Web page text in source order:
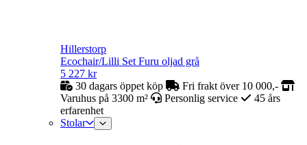
Hillerstorp
Ecochair/Lilli Set Furu oljad grå
5 227 kr
30 dagars öppet köp
Fri frakt över 10 000,-
Varuhus på 3300 m²
Personlig service
45 års
erfarenhet
Stolar